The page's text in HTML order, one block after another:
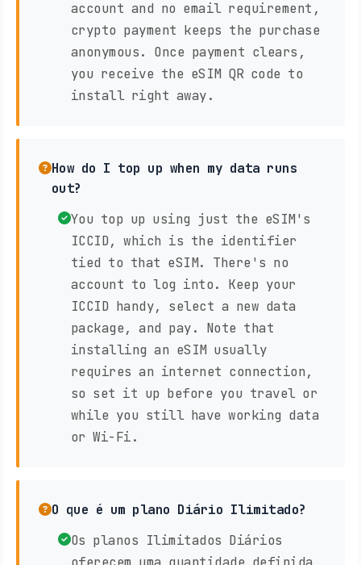
account and no email requirement,
crypto payment keeps the purchase
anonymous. Once payment clears,
you receive the eSIM QR code to
install right away.
How do I top up when my data runs
out?
You top up using just the eSIM's
ICCID, which is the identifier
tied to that eSIM. There's no
account to log into. Keep your
ICCID handy, select a new data
package, and pay. Note that
installing an eSIM usually
requires an internet connection,
so set it up before you travel or
while you still have working data
or Wi-Fi.
O que é um plano Diário Ilimitado?
Os planos Ilimitados Diários